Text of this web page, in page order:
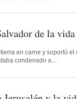
de la vida
en carne y soportó
condenado a...